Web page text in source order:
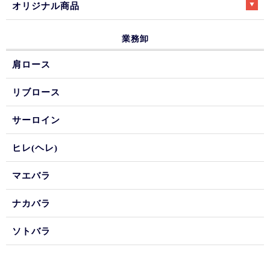
オリジナル商品
業務卸
肩ロース
リブロース
サーロイン
ヒレ(ヘレ)
マエバラ
ナカバラ
ソトバラ